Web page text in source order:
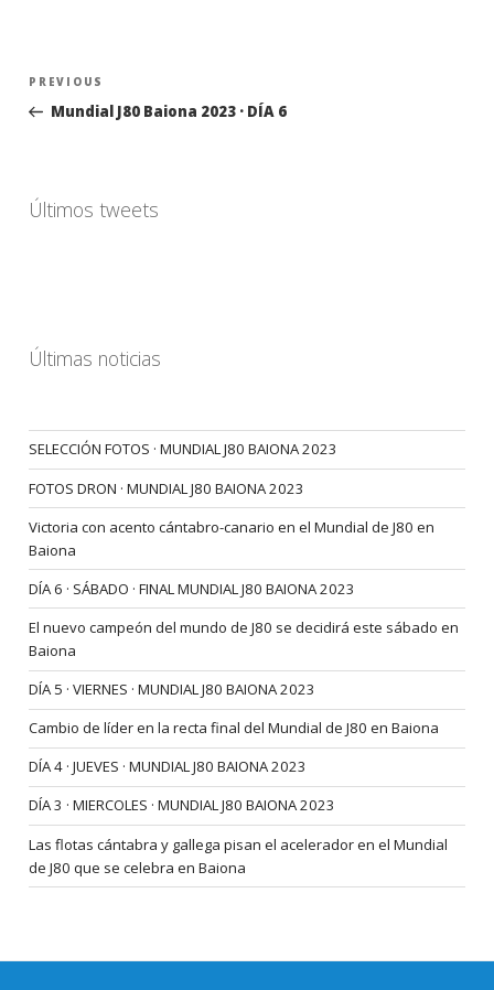
Navegación
entradas
Previous
Post
PREVIOUS
Mundial J80 Baiona 2023 · DÍA 6
Últimos tweets
Últimas noticias
SELECCIÓN FOTOS · MUNDIAL J80 BAIONA 2023
FOTOS DRON · MUNDIAL J80 BAIONA 2023
Victoria con acento cántabro-canario en el Mundial de J80 en
Baiona
DÍA 6 · SÁBADO · FINAL MUNDIAL J80 BAIONA 2023
El nuevo campeón del mundo de J80 se decidirá este sábado en
Baiona
DÍA 5 · VIERNES · MUNDIAL J80 BAIONA 2023
Cambio de líder en la recta final del Mundial de J80 en Baiona
DÍA 4 · JUEVES · MUNDIAL J80 BAIONA 2023
DÍA 3 · MIERCOLES · MUNDIAL J80 BAIONA 2023
Las flotas cántabra y gallega pisan el acelerador en el Mundial
de J80 que se celebra en Baiona